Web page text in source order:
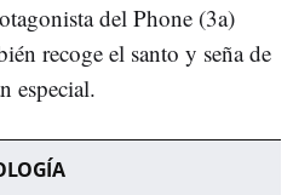
del Phone (3a)
recoge el santo y seña de
especial.